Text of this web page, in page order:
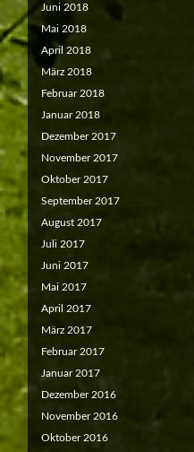
Juni 2018
Mai 2018
April 2018
März 2018
Februar 2018
Januar 2018
Dezember 2017
November 2017
Oktober 2017
September 2017
August 2017
Juli 2017
Juni 2017
Mai 2017
April 2017
März 2017
Februar 2017
Januar 2017
Dezember 2016
November 2016
Oktober 2016